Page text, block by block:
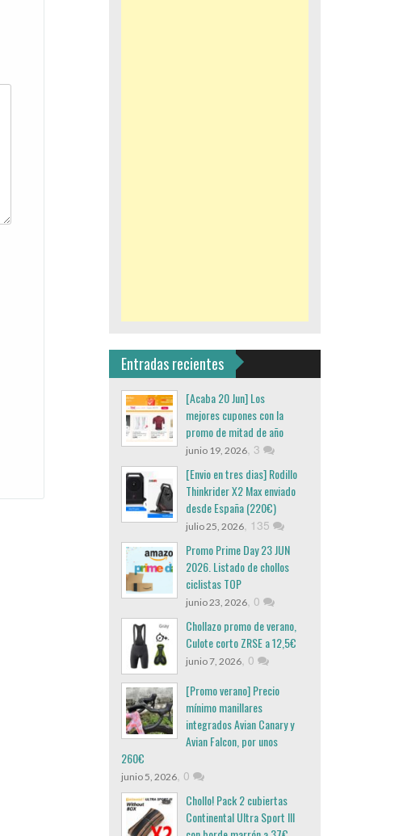
Entradas recientes
[Acaba 20 Jun] Los
mejores cupones con la
promo de mitad de año
junio 19, 2026, 3
[Envio en tres dias] Rodillo
Thinkrider X2 Max enviado
desde España (220€)
julio 25, 2026, 135
Promo Prime Day 23 JUN
2026. Listado de chollos
ciclistas TOP
junio 23, 2026, 0
Chollazo promo de verano,
Culote corto ZRSE a 12,5€
junio 7, 2026, 0
[Promo verano] Precio
mínimo manillares
integrados Avian Canary y
Avian Falcon, por unos
260€
junio 5, 2026, 0
Chollo! Pack 2 cubiertas
Continental Ultra Sport III